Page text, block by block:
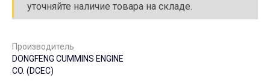
уточняйте наличие товара на складе.
Производитель
DONGFENG CUMMINS ENGINE
CO. (DCEC)